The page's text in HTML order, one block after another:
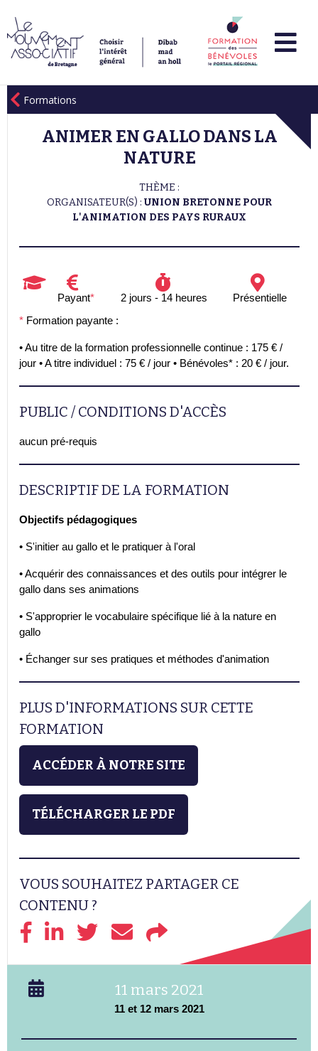
Formations
ANIMER EN GALLO DANS LA
NATURE
THÈME :
ORGANISATEUR(S) : UNION BRETONNE POUR
L'ANIMATION DES PAYS RURAUX
Payant* 2 jours - 14 heures
Présentielle
* Formation payante :
• Au titre de la formation professionnelle continue : 175 € /
jour • A titre individuel : 75 € / jour • Bénévoles* : 20 € / jour.
PUBLIC / CONDITIONS D'ACCÈS
aucun pré-requis
DESCRIPTIF DE LA FORMATION
Objectifs pédagogiques
• S'initier au gallo et le pratiquer à l'oral
• Acquérir des connaissances et des outils pour intégrer le
gallo dans ses animations
• S'approprier le vocabulaire spécifique lié à la nature en
gallo
• Échanger sur ses pratiques et méthodes d'animation
PLUS D'INFORMATIONS SUR CETTE
FORMATION
ACCÉDER À NOTRE SITE
TÉLÉCHARGER LE PDF
VOUS SOUHAITEZ PARTAGER CE
CONTENU ?
11 mars 2021
11 et 12 mars 2021